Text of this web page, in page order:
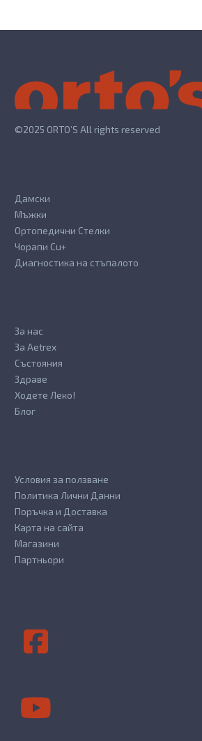
©2025 ORTO’S All rights reserved
Дамски
Мъжки
Ортопедични Стелки
Чорапи Cu+
Диагностика на стъпалото
За нас
За Aetrex
Състояния
Здраве
Ходете Леко!
Блог
Условия за ползване
Политика Лични Данни
Поръчка и Доставка
Карта на сайта
Магазини
Партньори